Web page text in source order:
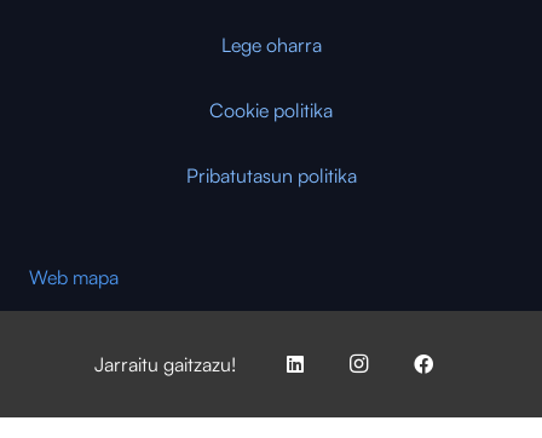
Lege oharra
Cookie politika
Pribatutasun politika
Web mapa
Jarraitu gaitzazu!